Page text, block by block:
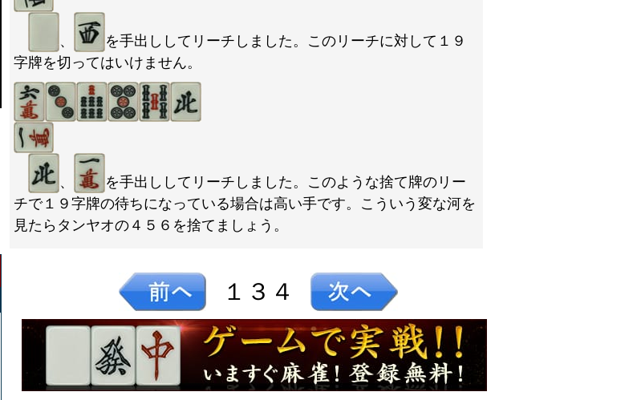
、
を手出ししてリーチしました。このリーチに対して１９
字牌を切ってはいけません。
、
を手出ししてリーチしました。このような捨て牌のリー
チで１９字牌の待ちになっている場合は高い手です。こういう変な河を
見たらタンヤオの４５６を捨てましょう。
１３４